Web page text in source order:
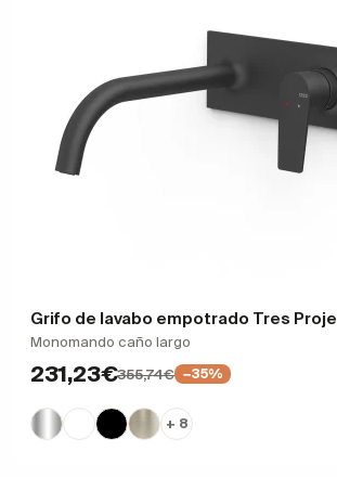
Grifo de lavabo empotrado Tres
Monomando caño largo
231,23€355,74€ −35%
+ 8